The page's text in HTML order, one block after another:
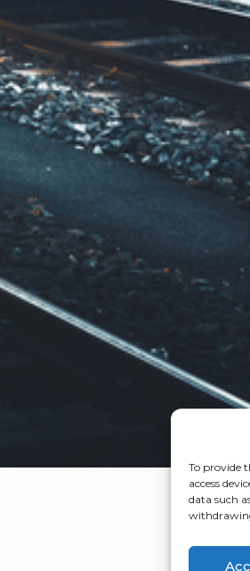
To provide
access
data such